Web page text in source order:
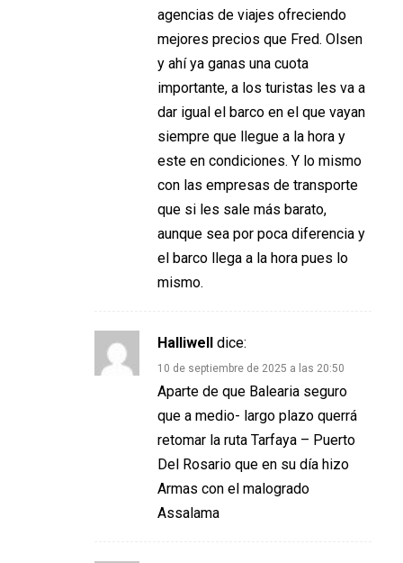
agencias de viajes ofreciendo
mejores precios que Fred. Olsen
y ahí ya ganas una cuota
importante, a los turistas les va a
dar igual el barco en el que vayan
siempre que llegue a la hora y
este en condiciones. Y lo mismo
con las empresas de transporte
que si les sale más barato,
aunque sea por poca diferencia y
el barco llega a la hora pues lo
mismo.
Halliwell dice:
10 de septiembre de 2025 a las 20:50
Aparte de que Balearia seguro
que a medio- largo plazo querrá
retomar la ruta Tarfaya – Puerto
Del Rosario que en su día hizo
Armas con el malogrado
Assalama